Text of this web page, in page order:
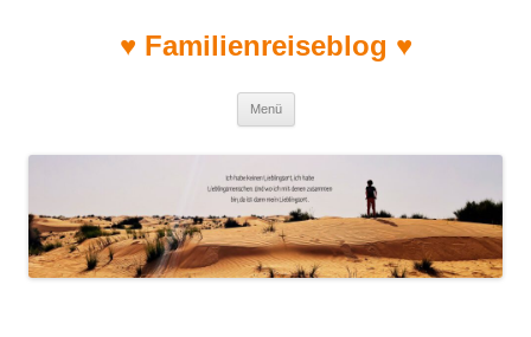
♥ Familienreiseblog ♥
Menü